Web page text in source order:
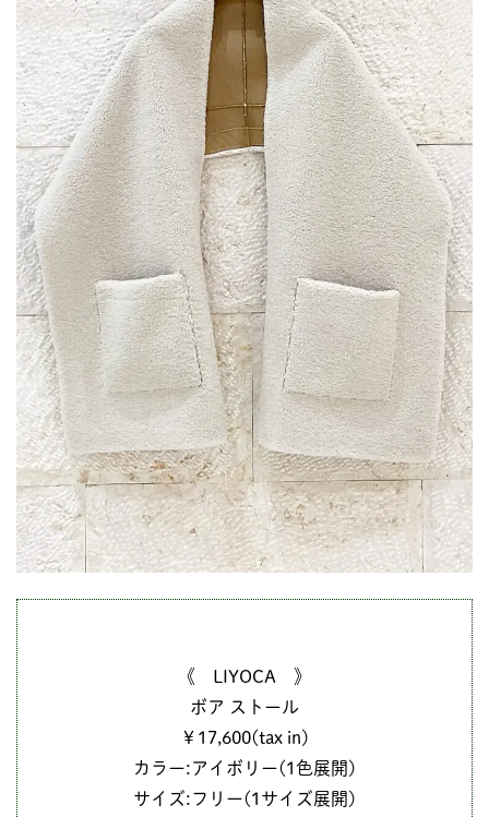
《 LIYOCA 》
ボア ストール
￥17,600(tax in)
カラー:アイボリー(1色展開)
サイズ:フリー(1サイズ展開)